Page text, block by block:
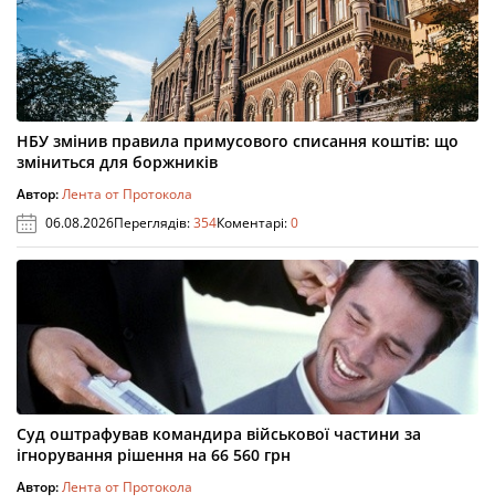
НБУ змінив правила примусового списання коштів: що
зміниться для боржників
Автор:Лента от Протокола
06.08.2026Переглядів:354Коментарі:0
Суд оштрафував командира військової частини за
ігнорування рішення на 66 560 грн
Автор:Лента от Протокола